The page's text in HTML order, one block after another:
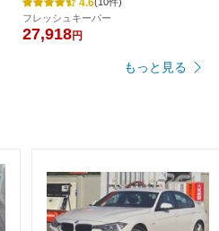
フレッシュキーパー
27,918円
もっと見る